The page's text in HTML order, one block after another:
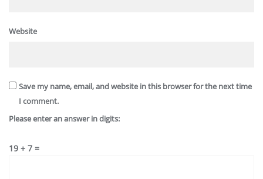
Website
Save my name, email, and website in this browser for the next time
I comment.
Please enter an answer in digits:
19 + 7 =